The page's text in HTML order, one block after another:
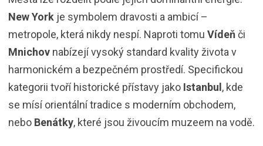
New York je symbolem dravosti a ambicí –
metropole, která nikdy nespí. Naproti tomu Vídeňči
Mnichov nabízejí vysoký standard kvality života v
harmonickém a bezpečném prostředí. Specifickou
kategorii tvoří historické přístavy jako Istanbul, kde
se mísí orientální tradice s moderním obchodem,
nebo Benátky, které jsou živoucím muzeem na vodě.